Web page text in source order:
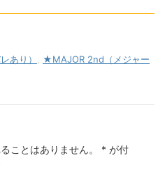
あり）
★MAJOR 2nd（メジャー
ことはありません。 * が付